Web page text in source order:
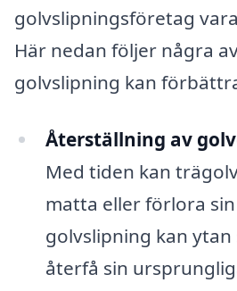
golvslipningsföretag
Här nedan följer några
golvslipning kan
Återställning av
Med tiden kan
matta eller förlora
golvslipning kan ytan
återfå sin